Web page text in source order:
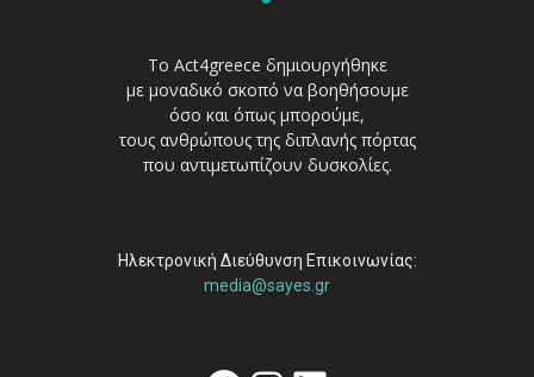
Το Act4greece δημιουργήθηκε
με μοναδικό σκοπό να βοηθήσουμε
όσο και όπως μπορούμε,
τους ανθρώπους της διπλανής πόρτας
που αντιμετωπίζουν δυσκολίες.
Ηλεκτρονική Διεύθυνση Επικοινωνίας:
media@sayes.gr